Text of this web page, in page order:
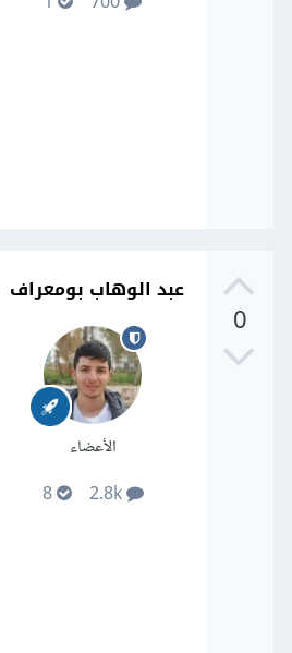
0
عبد الوهاب بومعراف
الأعضاء
2.8k
8